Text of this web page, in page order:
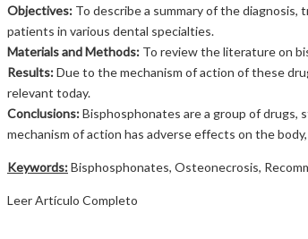
Objectives: To describe a summary of the
patients in various dental specialties.
Materials and Methods: To review the literature on
Results:Due to the mechanism of action of these
relevant today.
Conclusions:Bisphosphonates are a group of drugs,
mechanism of action has adverse effects on the
Keywords:Bisphosphonates, Osteonecrosis,
Leer Artículo Completo